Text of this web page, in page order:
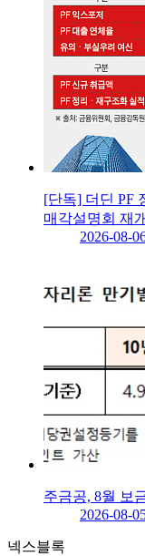
[단독] 더딘 PF
매각설명회 재개
2026-08-
주금공, 8월 보
2026-08-
넥스블록